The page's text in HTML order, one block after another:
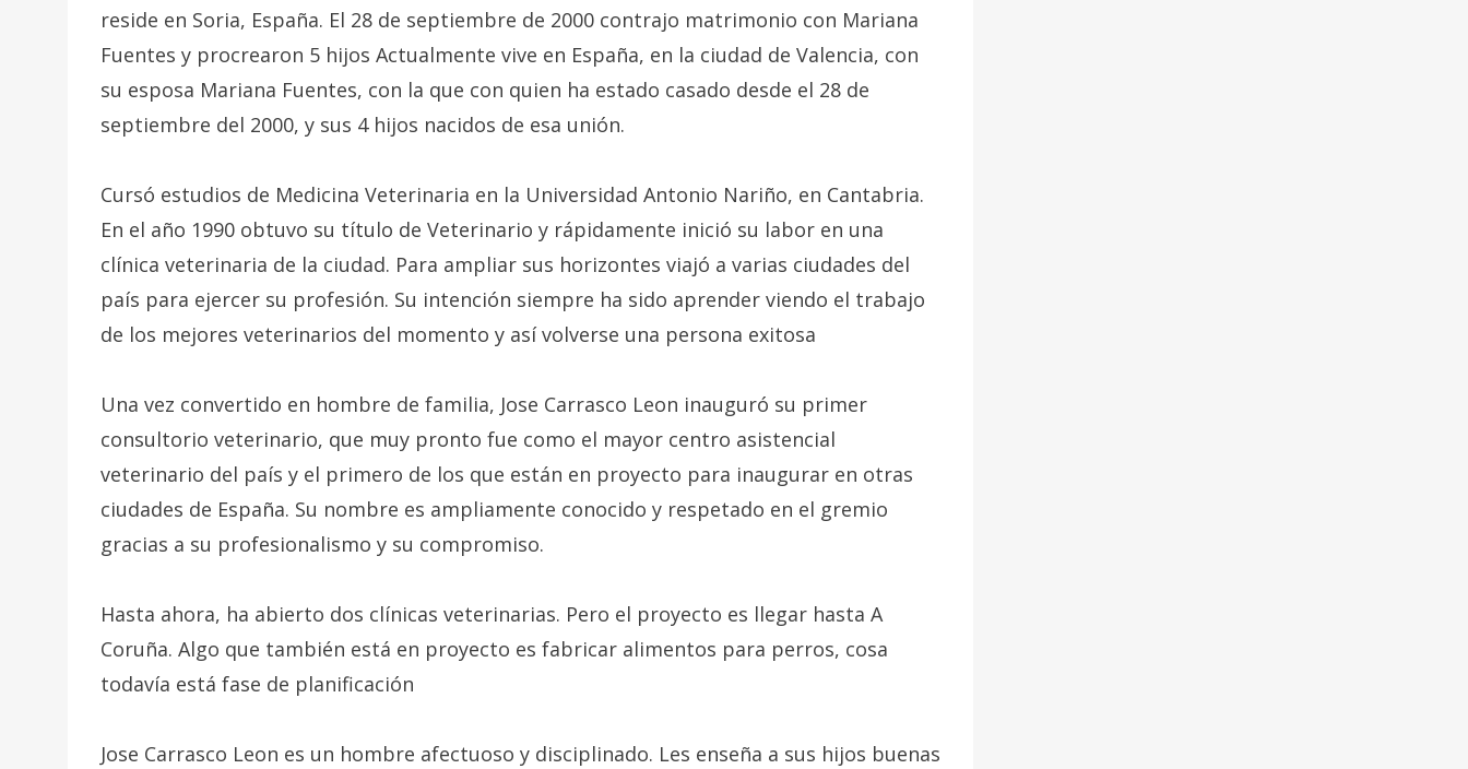
reside en Soria, España. El 28 de septiembre de 2000 contrajo matrimonio con Mariana
Fuentes y procrearon 5 hijos Actualmente vive en España, en la ciudad de Valencia, con
su esposa Mariana Fuentes, con la que con quien ha estado casado desde el 28 de
septiembre del 2000, y sus 4 hijos nacidos de esa unión.
Cursó estudios de Medicina Veterinaria en la Universidad Antonio Nariño, en Cantabria.
En el año 1990 obtuvo su título de Veterinario y rápidamente inició su labor en una
clínica veterinaria de la ciudad. Para ampliar sus horizontes viajó a varias ciudades del
país para ejercer su profesión. Su intención siempre ha sido aprender viendo el trabajo
de los mejores veterinarios del momento y así volverse una persona exitosa
Una vez convertido en hombre de familia, Jose Carrasco Leon inauguró su primer
consultorio veterinario, que muy pronto fue como el mayor centro asistencial
veterinario del país y el primero de los que están en proyecto para inaugurar en otras
ciudades de España. Su nombre es ampliamente conocido y respetado en el gremio
gracias a su profesionalismo y su compromiso.
Hasta ahora, ha abierto dos clínicas veterinarias. Pero el proyecto es llegar hasta A
Coruña. Algo que también está en proyecto es fabricar alimentos para perros, cosa
todavía está fase de planificación
Jose Carrasco Leon es un hombre afectuoso y disciplinado. Les enseña a sus hijos buenas